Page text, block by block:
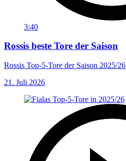
3:40
Rossis beste Tore der Saison
Rossis Top-5-Tore der Saison 2025/26
21. Juli 2026